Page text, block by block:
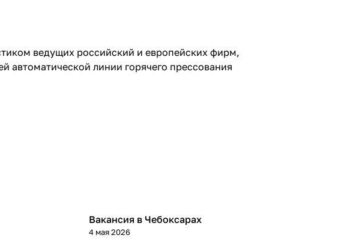
ведущих российский и европейских фирм,
автоматической линии горячего прессования
Вакансия в Чебоксарах
4 мая 2026